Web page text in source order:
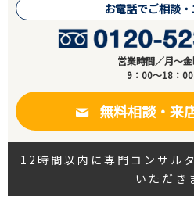
お電話でご相談
営業時間／月～
9：00～18：00
無料相談・来
12時間以内に専門コンサル
いただき